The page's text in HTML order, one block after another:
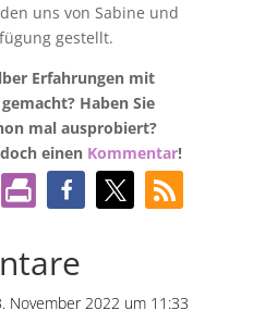
uns von Sabine und
gestellt.
Erfahrungen mit
Haben Sie
mal ausprobiert?
einen Kommentar!
November 2022 um 11:33